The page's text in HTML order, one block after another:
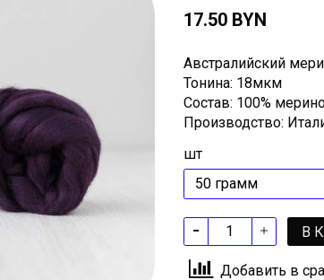
17.50 BYN
Австралийский
Тонина: 18мкм
Состав: 100%
Производство:
шт
В
Добавить в